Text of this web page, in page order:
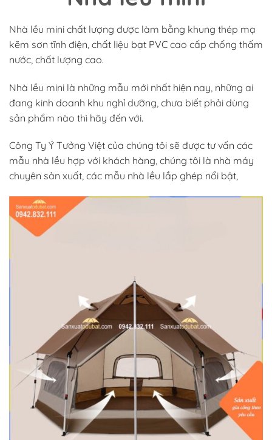
Nhà lều mini chất lượng được làm bằng khung thép mạ
kẽm sơn tĩnh điện, chất liệu bạt PVC cao cấp chống thấm
nước, chất lượng cao.
Nhà lều mini là những mẫu mới nhất hiện nay, những ai
đang kinh doanh khu nghỉ dưỡng, chưa biết phải dùng
sản phẩm nào thì hãy đến với.
Công Ty Ý Tưởng Việt của chúng tôi sẽ được tư vấn các
mẫu nhà lều hợp với khách hàng, chúng tôi là nhà máy
chuyên sản xuất, các mẫu nhà lều lắp ghép nổi bật,